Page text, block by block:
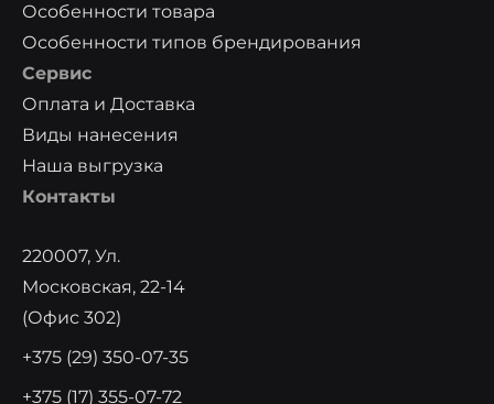
Особенности товара
Особенности типов брендирования
Сервис
Оплата и Доставка
Виды нанесения
Наша выгрузка
Контакты
220007, Ул.
Московская, 22-14
(офис 302)
+375 (29) 350-07-35
+375 (17) 355-07-72